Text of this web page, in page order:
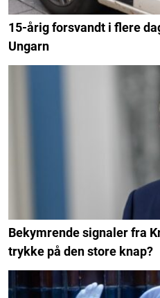
15-årig forsvandt i flere
Ungarn
Bekymrende signaler fra
trykke på den store knap?